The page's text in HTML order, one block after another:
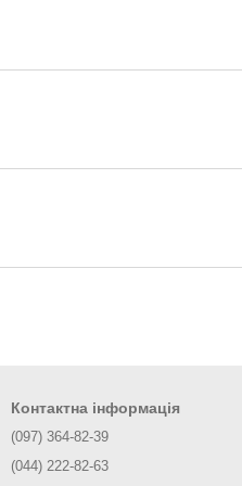
Контактна інформація
(097) 364-82-39
(044) 222-82-63